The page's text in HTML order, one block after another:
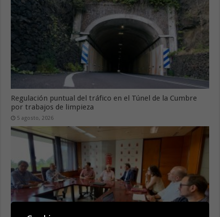
Regulación puntual del tráfico en el Túnel de la Cumbre
por trabajos de limpieza
5 agosto, 2026